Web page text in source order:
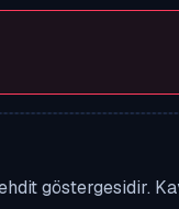
göstergesidir.